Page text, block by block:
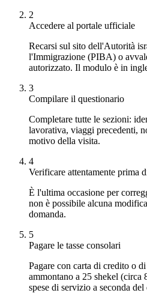
2
Accedere al portale ufficiale
Recarsi sul sito dell'Autorità
l'Immigrazione (PIBA) o
autorizzato. Il modulo è in
3
Compilare il questionario
Completare tutte le sezioni:
lavorativa, viaggi precedenti,
motivo della visita.
4
Verificare attentamente prima
È l'ultima occasione per
non è possibile alcuna
domanda.
5
Pagare le tasse consolari
Pagare con carta di credito o
ammontano a 25 shekel (circa
spese di servizio a seconda